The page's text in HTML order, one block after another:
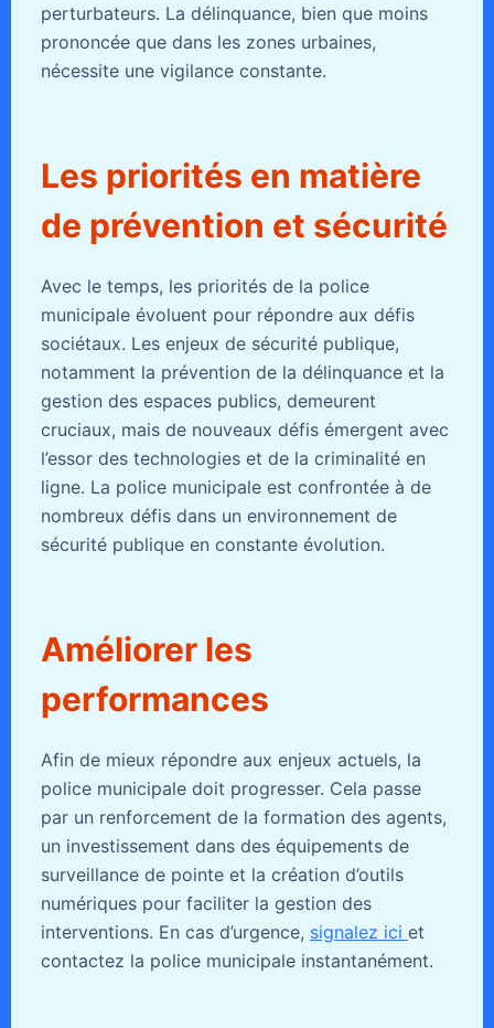
perturbateurs. La délinquance, bien que moins
prononcée que dans les zones urbaines,
nécessite une vigilance constante.
Les priorités en matière
de prévention et sécurité
Avec le temps, les priorités de la police
municipale évoluent pour répondre aux défis
sociétaux. Les enjeux de sécurité publique,
notamment la prévention de la délinquance et la
gestion des espaces publics, demeurent
cruciaux, mais de nouveaux défis émergent avec
l’essor des technologies et de la criminalité en
ligne. La police municipale est confrontée à de
nombreux défis dans un environnement de
sécurité publique en constante évolution.
Améliorer les
performances
Afin de mieux répondre aux enjeux actuels, la
police municipale doit progresser. Cela passe
par un renforcement de la formation des agents,
un investissement dans des équipements de
surveillance de pointe et la création d’outils
numériques pour faciliter la gestion des
interventions. En cas d’urgence, signalez ici et
contactez la police municipale instantanément.